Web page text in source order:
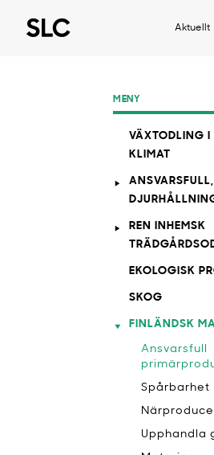
Aktuellt
MENY
VÄXTODLING I
KLIMAT
REN INHEMSK
EKOLOGISK
SKOG
FINLÄNDSK
Ansvarsfull
Spårbarhet
Upphandla